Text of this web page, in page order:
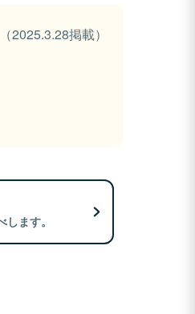
（2025.3.28掲載）
ます。